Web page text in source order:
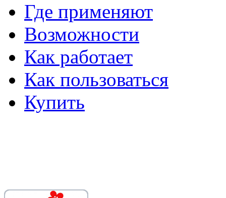
Где применяют
Возможности
Как работает
Как пользоваться
Купить